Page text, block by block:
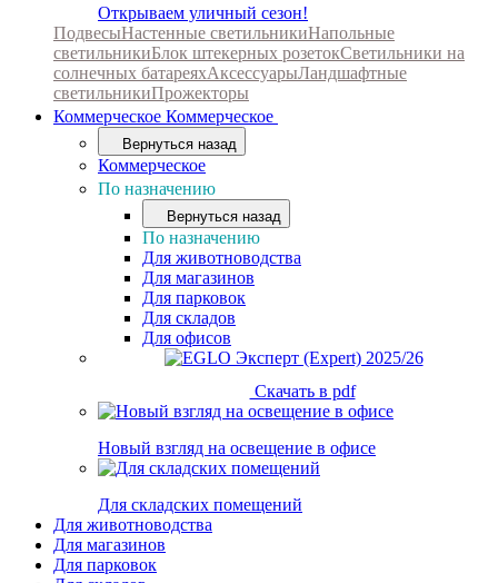
Открываем уличный сезон!
ПодвесыНастенные светильникиНапольные
светильникиБлок штекерных розетокСветильники на
солнечных батареяхАксессуарыЛандшафтные
светильникиПрожекторы
Коммерческое Коммерческое
Вернуться назад
Коммерческое
По назначению
Вернуться назад
По назначению
Для животноводства
Для магазинов
Для парковок
Для складов
Для офисов
Скачать в pdf
Новый взгляд на освещение в офисе
Для складских помещений
Для животноводства
Для магазинов
Для парковок